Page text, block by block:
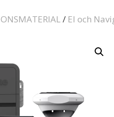
/ El och